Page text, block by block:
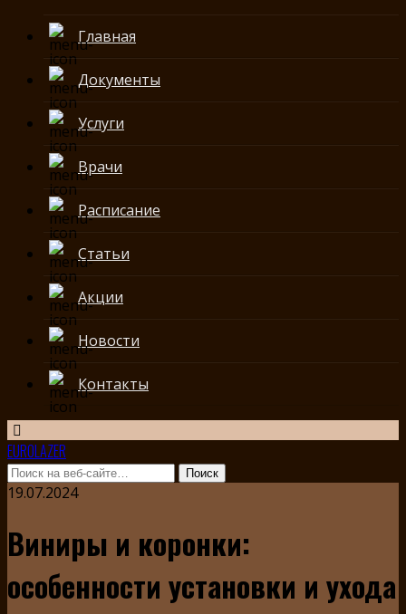
Главная
Документы
Услуги
Врачи
Расписание
Статьи
Акции
Новости
Контакты
EUROLAZER
19.07.2024
Виниры и коронки:
особенности установки и ухода